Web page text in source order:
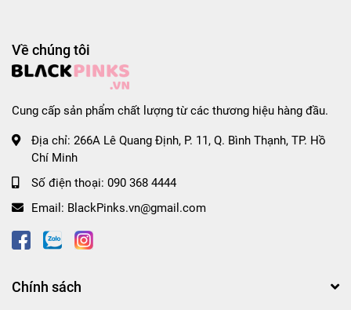
- Bảo quản nơi khô ráo, thoáng mát, tránh ánh nắng trực
tiếp và nhiệt độ cao, nơi ẩm ướt.
- Để xa tầm tay trẻ em.
- Thương hiệu: Freeplus.
- Xuất xứ thương hiệu: Nhật Bản.
- Trong lượng: 8g.
#freeplus #lamdep #phanphu
#phanphufreepluschekhuyetdiemdiunhe
#phanphukiemdau #phanphudangbotkiemdau
#phanphuchekhuyetdiemchoda
Về chúng tôi
Cung cấp sản phẩm chất lượng từ các thương hiệu hàng đầu.
Địa chỉ: 266A Lê Quang Định, P. 11, Q. Bình Thạnh, TP. Hồ
Chí Minh
Số điện thoại: 090 368 4444
Email: BlackPinks.vn@gmail.com
Chính sách